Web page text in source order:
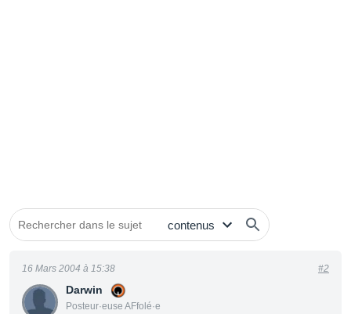
Darwin
Posteur·euse AFfolé·e
16 Mars 2004 à 15:38 #2